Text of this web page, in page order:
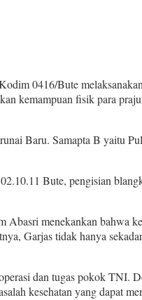
0416/Bute
kemampuan fisik para
Baru. Samapta B yaitu
Bute, pengisian
menekankan bahwa
Garjas tidak hanya
dan tugas pokok TNI.
kesehatan yang dapat